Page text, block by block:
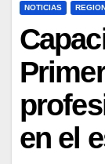
NOTICIAS
en el